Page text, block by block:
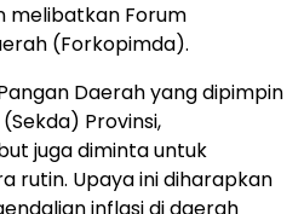
melibatkan Forum
(Forkopimda).
Daerah yang dipimpin
Provinsi,
juga diminta untuk
rutin. Upaya ini diharapkan
inflasi di daerah